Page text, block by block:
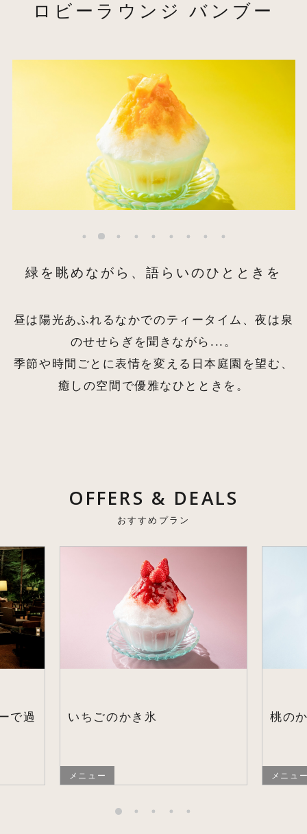
ロビーラウンジ バンブー
緑を眺めながら、語らいのひとときを
昼は陽光あふれるなかでのティータイム、夜は泉
のせせらぎを聞きながら...。
季節や時間ごとに表情を変える日本庭園を望む、
癒しの空間で優雅なひとときを。
OFFERS & DEALS
おすすめプラン
で過 いちごのかき氷
メニュー
桃の
メニュ